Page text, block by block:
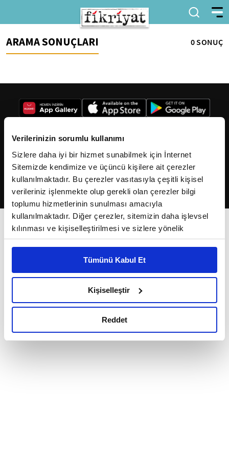
Verilerinizin sorumlu kullanımı
Sizlere daha iyi bir hizmet sunabilmek için İnternet
Sitemizde kendimize ve üçüncü kişilere ait çerezler
kullanılmaktadır. Bu çerezler vasıtasıyla çeşitli kişisel
verileriniz işlenmekte olup gerekli olan çerezler bilgi
toplumu hizmetlerinin sunulması amacıyla
kullanılmaktadır. Diğer çerezler, sitemizin daha işlevsel
kılınması ve kişiselleştirilmesi ve sizlere yönelik
reklam/pazarlama faaliyetlerinin yapılması, amaçlarıyla
Çerezlere ilişkin tercihlerinizi çerez paneli vasıtasıyla
belirleyebilirsiniz. Çerezlere ilişkin detaylı bilgi için
Ayarlar butonuna tıklayabilir,Çerez Bilgilendirme
Metnimizi ziyaret edebilirsiniz.
okumak ve sitemizi ziyaretiniz kapsamında
Tümünü Kabul Et
Kişiselleştir
Reddet
ARAMA SONUÇLARI 0 SONUÇ
2026Fikriyat. Tüm hakları saklıdır.